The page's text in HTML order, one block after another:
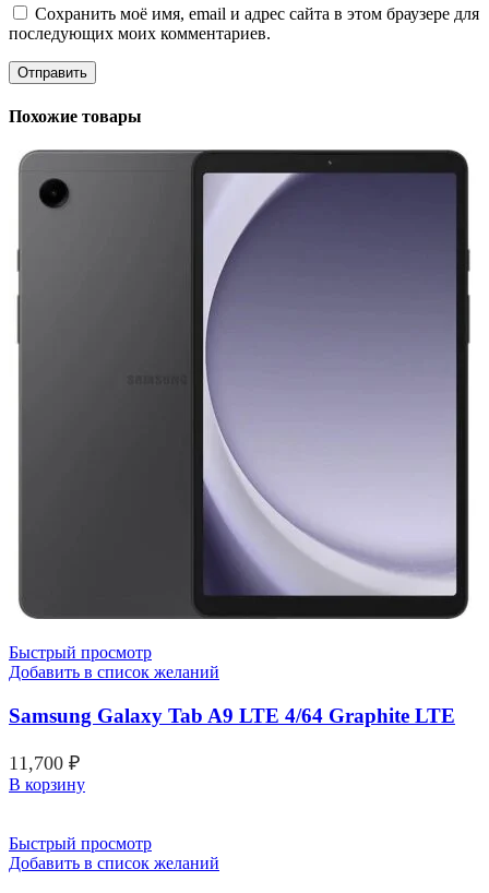
Сохранить моё имя, email и адрес сайта в этом браузере для
последующих моих комментариев.
Похожие товары
Быстрый просмотр
Добавить в список желаний
Samsung Galaxy Tab A9 LTE 4/64 Graphite LTE
11,700 ₽
В корзину
Быстрый просмотр
Добавить в список желаний